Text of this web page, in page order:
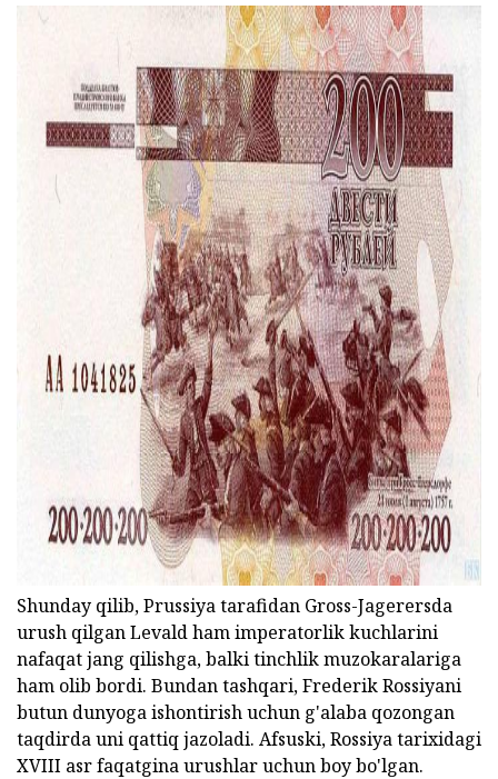
ad
Shunday qilib, Prussiya tarafidan Gross-Jagerersda
urush qilgan Levald ham imperatorlik kuchlarini
nafaqat jang qilishga, balki tinchlik muzokaralariga
ham olib bordi. Bundan tashqari, Frederik Rossiyani
butun dunyoga ishontirish uchun g'alaba qozongan
taqdirda uni qattiq jazoladi. Afsuski, Rossiya tarixidagi
XVIII asr faqatgina urushlar uchun boy bo'lgan.